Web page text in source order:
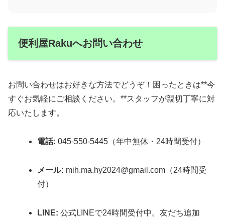
便利屋Rakuへお問い合わせ
お問い合わせはお好きな方法でどうぞ！困ったときは**今
すぐお気軽にご相談ください。**スタッフが親切丁寧に対
応いたします。
電話: 045-550-5445（年中無休・24時間受付）
メール: mih.ma.hy2024@gmail.com（24時間受
付）
LINE: 公式LINEで24時間受付中。友だち追加